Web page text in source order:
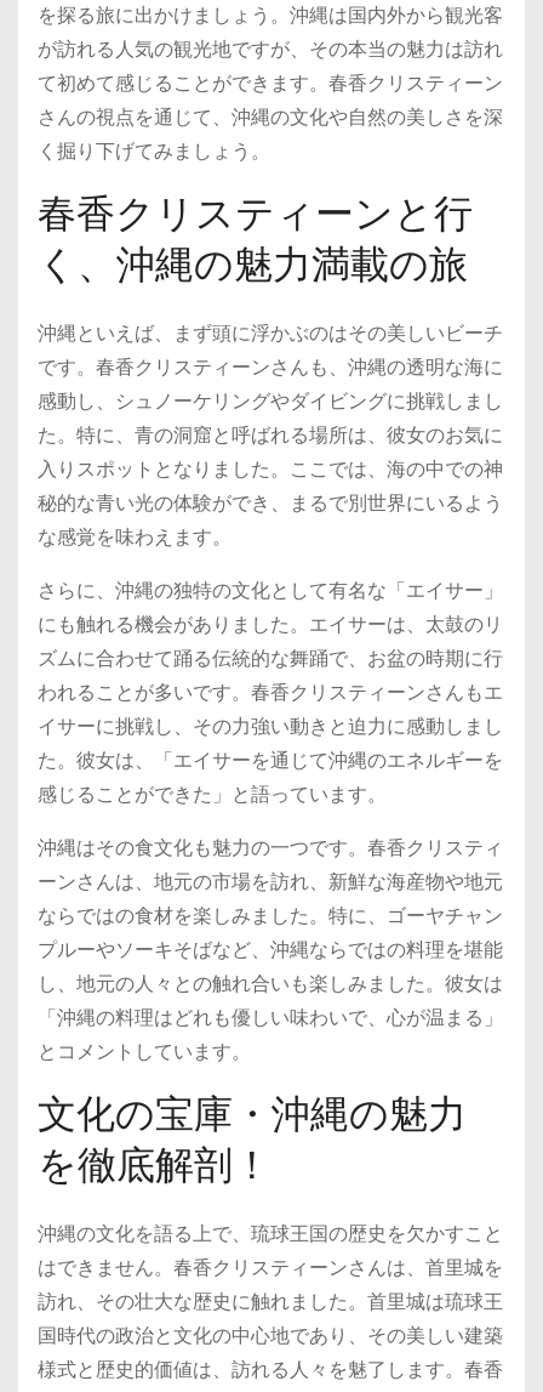
を探る旅に出かけましょう。沖縄は国内外から観光客
が訪れる人気の観光地ですが、その本当の魅力は訪れ
て初めて感じることができます。春香クリスティーン
さんの視点を通じて、沖縄の文化や自然の美しさを深
く掘り下げてみましょう。
春香クリスティーンと行
く、沖縄の魅力満載の旅
沖縄といえば、まず頭に浮かぶのはその美しいビーチ
です。春香クリスティーンさんも、沖縄の透明な海に
感動し、シュノーケリングやダイビングに挑戦しまし
た。特に、青の洞窟と呼ばれる場所は、彼女のお気に
入りスポットとなりました。ここでは、海の中での神
秘的な青い光の体験ができ、まるで別世界にいるよう
な感覚を味わえます。
さらに、沖縄の独特の文化として有名な「エイサー」
にも触れる機会がありました。エイサーは、太鼓のリ
ズムに合わせて踊る伝統的な舞踊で、お盆の時期に行
われることが多いです。春香クリスティーンさんもエ
イサーに挑戦し、その力強い動きと迫力に感動しまし
た。彼女は、「エイサーを通じて沖縄のエネルギーを
感じることができた」と語っています。
沖縄はその食文化も魅力の一つです。春香クリスティ
ーンさんは、地元の市場を訪れ、新鮮な海産物や地元
ならではの食材を楽しみました。特に、ゴーヤチャン
プルーやソーキそばなど、沖縄ならではの料理を堪能
し、地元の人々との触れ合いも楽しみました。彼女は
「沖縄の料理はどれも優しい味わいで、心が温まる」
とコメントしています。
文化の宝庫・沖縄の魅力
を徹底解剖！
沖縄の文化を語る上で、琉球王国の歴史を欠かすこと
はできません。春香クリスティーンさんは、首里城を
訪れ、その壮大な歴史に触れました。首里城は琉球王
国時代の政治と文化の中心地であり、その美しい建築
様式と歴史的価値は、訪れる人々を魅了します。春香